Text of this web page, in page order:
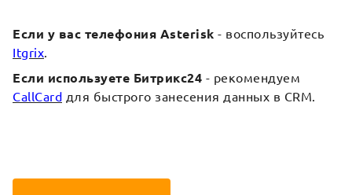
Если у вас телефония Asterisk - воспользуйтесь
Itgrix.
Если используете Битрикс24 - рекомендуем
CallCard для быстрого занесения данных в CRM.